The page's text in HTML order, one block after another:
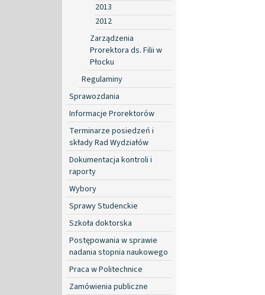
2013
2012
Zarządzenia
Prorektora ds. Filii w
Płocku
Regulaminy
Sprawozdania
Informacje Prorektorów
Terminarze posiedzeń i
składy Rad Wydziałów
Dokumentacja kontroli i
raporty
Wybory
Sprawy Studenckie
Szkoła doktorska
Postępowania w sprawie
nadania stopnia naukowego
Praca w Politechnice
Zamówienia publiczne